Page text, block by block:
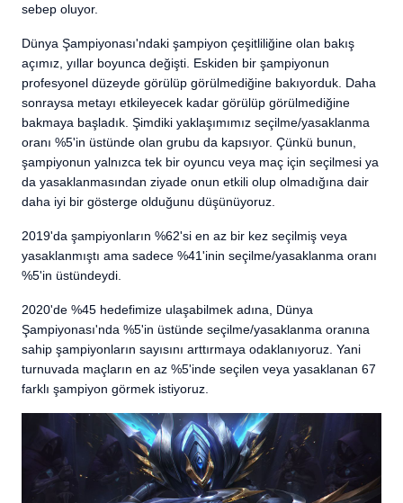
sebep oluyor.
Dünya Şampiyonası'ndaki şampiyon çeşitliliğine olan bakış
açımız, yıllar boyunca değişti. Eskiden bir şampiyonun
profesyonel düzeyde görülüp görülmediğine bakıyorduk. Daha
sonraysa metayı etkileyecek kadar görülüp görülmediğine
bakmaya başladık. Şimdiki yaklaşımımız seçilme/yasaklanma
oranı %5'in üstünde olan grubu da kapsıyor. Çünkü bunun,
şampiyonun yalnızca tek bir oyuncu veya maç için seçilmesi ya
da yasaklanmasından ziyade onun etkili olup olmadığına dair
daha iyi bir gösterge olduğunu düşünüyoruz.
2019'da şampiyonların %62'si en az bir kez seçilmiş veya
yasaklanmıştı ama sadece %41'inin seçilme/yasaklanma oranı
%5'in üstündeydi.
2020'de %45 hedefimize ulaşabilmek adına, Dünya
Şampiyonası'nda %5'in üstünde seçilme/yasaklanma oranına
sahip şampiyonların sayısını arttırmaya odaklanıyoruz. Yani
turnuvada maçların en az %5'inde seçilen veya yasaklanan 67
farklı şampiyon görmek istiyoruz.